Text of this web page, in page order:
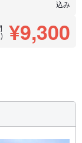
込み
¥9,300